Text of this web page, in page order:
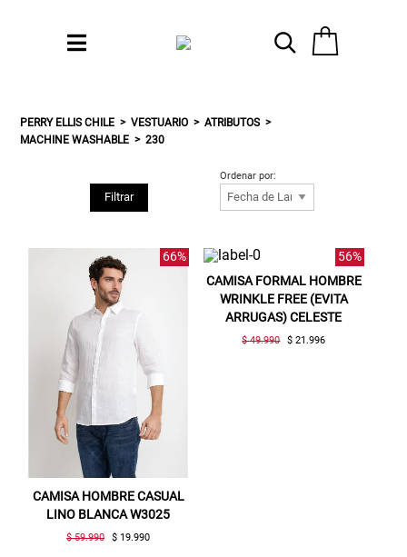
PERRY ELLIS CHILE VESTUARIO
ATRIBUTOS
MACHINE WASHABLE
230
Filtrar
Ordenar por:
66%
CAMISA HOMBRE CASUAL
LINO BLANCA W3025
$ 59.990 $ 19.990
56%
CAMISA FORMAL HOMBRE
WRINKLE FREE (EVITA
ARRUGAS) CELESTE
$ 49.990 $ 21.996